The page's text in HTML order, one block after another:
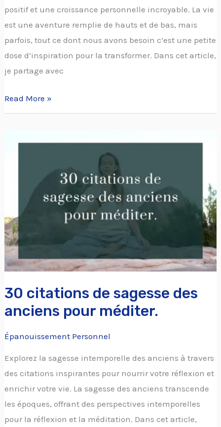
positif et une croissance personnelle incroyable. La vie
est une aventure remplie de hauts et de bas, mais
parfois, tout ce dont nous avons besoin c’est une petite
dose d’inspiration pour la transformer. Dans cet article,
je partage avec
Read More »
30 citations de sagesse des
anciens pour méditer.
Épanouissement Personnel
Explorez la sagesse intemporelle des anciens à travers
des citations inspirantes pour nourrir votre réflexion et
enrichir votre vie. La sagesse des anciens transcende
les époques, offrant des perspectives intemporelles
pour la réflexion et la méditation. Dans cet article,
anciens
pour
méditer.